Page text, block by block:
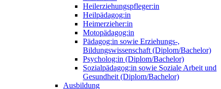
Heilerziehungspfleger:in
Heilpädagog:in
Heimerzieher:in
Motopädagog:in
Pädagog:in sowie Erziehungs-,
Bildungswissenschaft (Diplom/Bachelor)
Psycholog:in (Diplom/Bachelor)
Sozialpädagog:in sowie Soziale Arbeit und
Gesundheit (Diplom/Bachelor)
Ausbildung